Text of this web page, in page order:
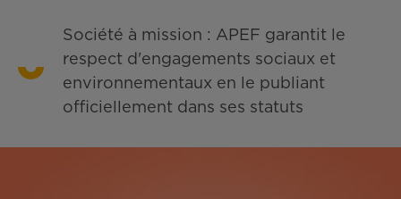
Société à mission : APEF garantit le
respect d'engagements sociaux et
environnementaux en le publiant
officiellement dans ses statuts